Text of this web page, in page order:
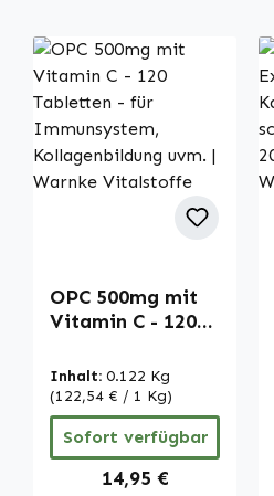
OPC 500mg mit
Vitamin C - 120
Immunsystem,
Kollagenbildung
uvm. | Warnke
Vitalstoffe
Inhalt: 0.122 Kg
(122,54 € / 1 Kg)
Sofort verfügbar
Regulärer Preis:
14,95 €